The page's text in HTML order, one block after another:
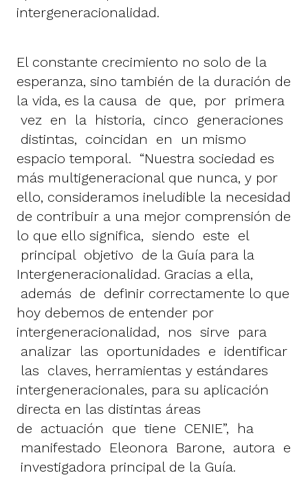
intergeneracionalidad.
El constante crecimiento no solo de la
esperanza, sino también de la duración de
la vida, es la causa de que, por primera
vez en la historia, cinco generaciones
distintas, coincidan en un mismo
espacio temporal. “Nuestra sociedad es
más multigeneracional que nunca, y por
ello, consideramos ineludible la necesidad
de contribuir a una mejor comprensión de
lo que ello significa, siendo este el
principal objetivo de la Guía para la
Intergeneracionalidad. Gracias a ella,
además de definir correctamente lo que
hoy debemos de entender por
intergeneracionalidad, nos sirve para
analizar las oportunidades e identificar
las claves, herramientas y estándares
intergeneracionales, para su aplicación
directa en las distintas áreas
de actuación que tiene CENIE”, ha
manifestado Eleonora Barone, autora e
investigadora principal de la Guía.